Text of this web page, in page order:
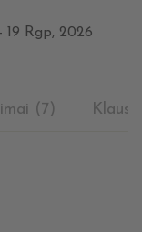
- 19 Rgp, 2026
(7)